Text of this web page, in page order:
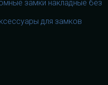
замки накладные без
для замков